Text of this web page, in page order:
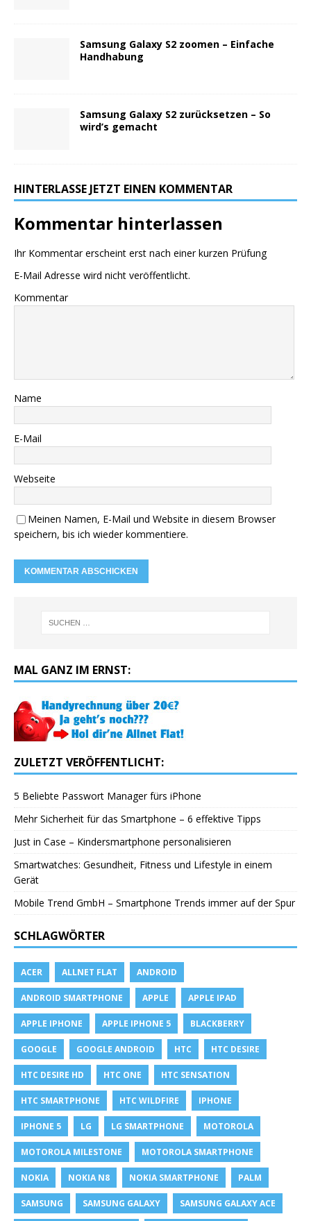
Samsung Galaxy S2 zoomen – Einfache
Handhabung
Samsung Galaxy S2 zurücksetzen – So
wird’s gemacht
HINTERLASSE JETZT EINEN KOMMENTAR
Kommentar hinterlassen
Ihr Kommentar erscheint erst nach einer kurzen Prüfung
E-Mail Adresse wird nicht veröffentlicht.
Kommentar
Name
E-Mail
Webseite
Meinen Namen, E-Mail und Website in diesem Browser
speichern, bis ich wieder kommentiere.
MAL GANZ IM ERNST:
ZULETZT VERÖFFENTLICHT:
5 Beliebte Passwort Manager fürs iPhone
Mehr Sicherheit für das Smartphone – 6 effektive Tipps
Just in Case – Kindersmartphone personalisieren
Smartwatches: Gesundheit, Fitness und Lifestyle in einem
Gerät
Mobile Trend GmbH – Smartphone Trends immer auf der Spur
SCHLAGWÖRTER
ACER ALLNET FLAT ANDROID
ANDROID SMARTPHONE APPLE APPLE IPAD
APPLE IPHONE APPLE IPHONE 5 BLACKBERRY
GOOGLE GOOGLE ANDROID HTC HTC DESIRE
HTC DESIRE HD HTC ONE HTC SENSATION
HTC SMARTPHONE HTC WILDFIRE IPHONE
IPHONE 5 LG LG SMARTPHONE MOTOROLA
MOTOROLA MILESTONE MOTOROLA SMARTPHONE
NOKIA NOKIA N8 NOKIA SMARTPHONE PALM
SAMSUNG SAMSUNG GALAXY SAMSUNG GALAXY ACE